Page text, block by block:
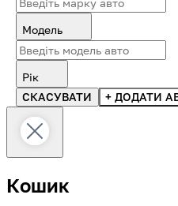
Модель
Рік
СКАСУВАТИ
+ ДОДАТИ
Кошик